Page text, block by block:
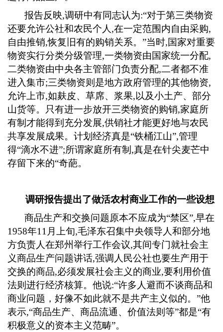
报告反映,调研中有同志认为:“对于第三类物资
还要允许公社和农民个人 ,在一定范围内自由采购,
自由推销,恢复旧有的购销关系。”当时,国家对重要
物资实行分类分级管理,一类物资由国家统一分配,
二类物资由中央各主管部门负责分配,二者都不准
进入集市;三类物资则是地方政府管理的其他物资,
允许上市,如麸皮、草席、浆果,以及小土产、部分
山货等。只有进一步放开三类物资的购销,家庭所
有制才能得到充分发展,供销社才能更好地与农民
共享发展成果。计划经济真是“铁桶江山”,管理
得“滴水不进”;所谓家庭所有制 ,真是在针尖麦芒中
存留下来的“奇葩。
调研报告提出了做活农村商业工作的一些设想
商品生产和交换问题原本不应成为“禁区”,早在
1958年11 月上旬,毛泽东召集中央领导人和部分地
方负责人在郑州举行工作会议,其间专门就社会主
义商品生产问题讲话,强调人民公社也要生产用于
交换的商品,必须发展社会主义的商业,要利用价值
法则进行经济核算。他说:“许多人避而不谈商品和
商业问题，好像不如此就不是共产主义似的。”他
表示,“商品生产、商品流通、价值法则等”都是“有
积极意义的资本主义范畴”。